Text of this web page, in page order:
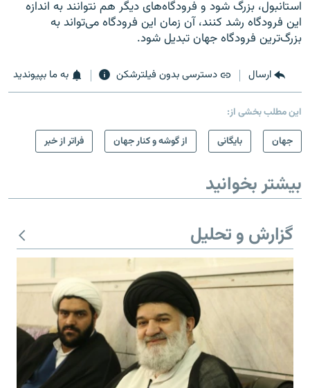
استانبول، بزرگ شود و فرودگاه‌های دیگر هم نتوانند به اندازه
این فرودگاه رشد کنند، آن زمان این فرودگاه می‌تواند به
بزرگ‌ترین فرودگاه جهان تبدیل شود.
ارسال دسترسی بدون فیلترشکن به ما بپیوندید
این مطلب بخشی از:
جهان
بایگانی از گوشه و کنار جهان فراتر از خبر
بیشتر بخوانید
گزارش و تحلیل